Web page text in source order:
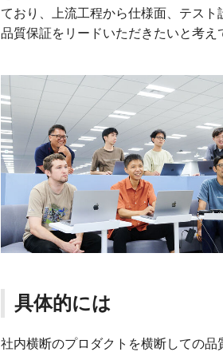
ており、上流工程から仕様面、テス
品質保証をリードいただきたいと考え
具体的には
社内横断のプロダクトを横断しての品